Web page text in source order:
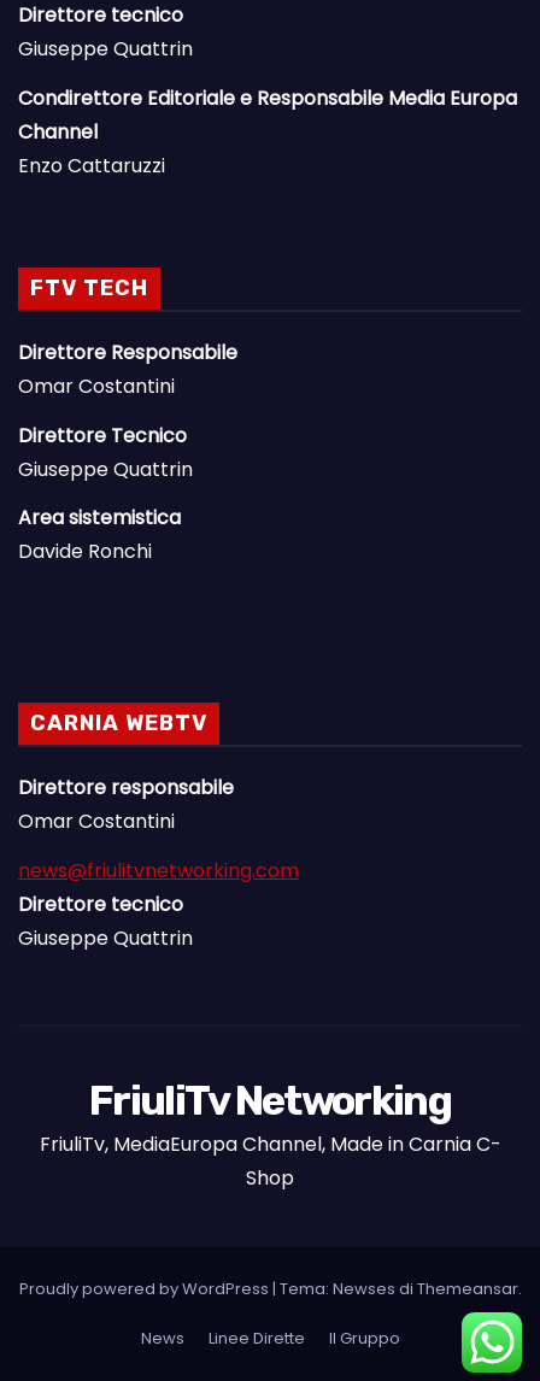
Direttore tecnico
Giuseppe Quattrin
Condirettore Editoriale e Responsabile Media Europa
Channel
Enzo Cattaruzzi
FTV TECH
Direttore Responsabile
Omar Costantini
Direttore Tecnico
Giuseppe Quattrin
Area sistemistica
Davide Ronchi
CARNIA WEBTV
Direttore responsabile
Omar Costantini
news@friulitvnetworking.com
Direttore tecnico
Giuseppe Quattrin
FriuliTv Networking
FriuliTv, MediaEuropa Channel, Made in Carnia C-
Shop
Proudly powered by WordPress | Tema: Newses di Themeansar.
News Linee Dirette Il Gruppo